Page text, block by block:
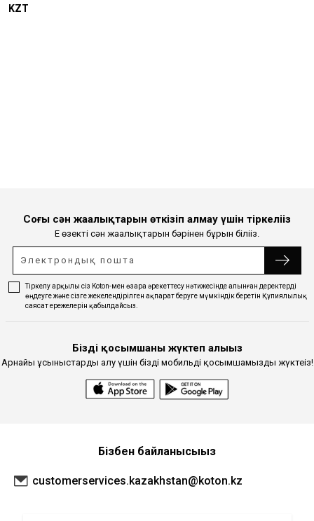
KZT
Соңғы сән жаңалықтарын өткізіп алмау үшін тіркеліңіз
Ең өзекті сән жаңалықтарын бәрінен бұрын біліңіз.
Тіркелу арқылы сіз Koton-мен өзара әрекеттесу нәтижесінде алынған деректерді
өңдеуге және сізге жекелендірілген ақпарат беруге мүмкіндік беретін Құпиялылық
саясат ережелерін қабылдайсыз.
Біздің қосымшаны жүктеп алыңыз
Арнайы ұсыныстарды алу үшін біздің мобильді қосымшамызды жүктеңіз!
Бізбен байланысыңыз
customerservices.kazakhstan@koton.kz